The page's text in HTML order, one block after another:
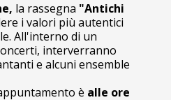
la rassegna "Antichi
i valori più autentici
All'interno di un
interverranno
e alcuni ensemble
è alle ore